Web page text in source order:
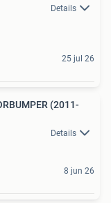
Details
25 jul 26
(2011-
Details
8 jun 26